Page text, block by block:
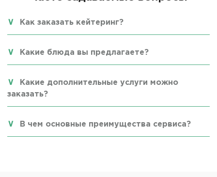
Как заказать кейтеринг?
Какие блюда вы предлагаете?
Какие дополнительные услуги можно
заказать?
В чем основные преимущества сервиса?